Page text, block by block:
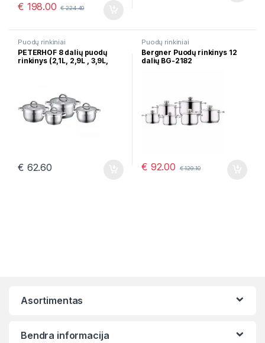
€ 198.00 €224.40
Puodų rinkiniai
PETERHOF 8 dalių puodų
rinkinys (2,1L, 2,9L , 3,9L,
€ 62.60
Puodų rinkiniai
Bergner Puodų rinkinys 12
dalių BG-2182
€ 92.00 €129.10
Asortimentas
Bendra informacija